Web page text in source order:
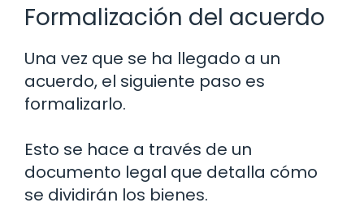
Formalización del acuerdo
Una vez que se ha llegado a un
acuerdo, el siguiente paso es
formalizarlo.
Esto se hace a través de un
documento legal que detalla cómo
se dividirán los bienes.